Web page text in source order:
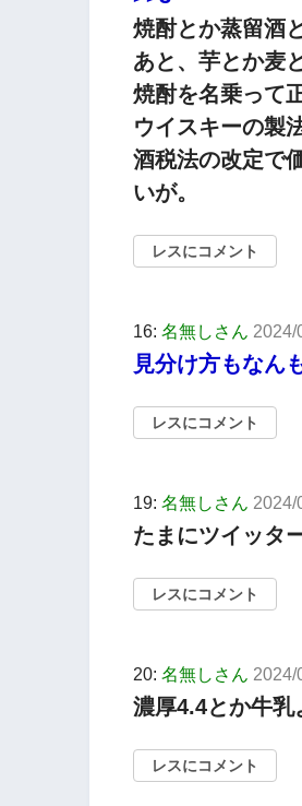
焼酎とか蒸留酒
あと、芋とか麦
焼酎を名乗って
ウイスキーの製
酒税法の改定で
いが。
レスにコメント
16: 名無しさん 2024/
見分け方もなん
レスにコメント
19: 名無しさん 2024/
たまにツイッタ
レスにコメント
20: 名無しさん 2024/
濃厚4.4とか牛乳
レスにコメント